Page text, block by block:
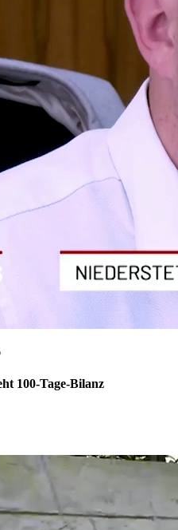
100-Tage-Bilanz